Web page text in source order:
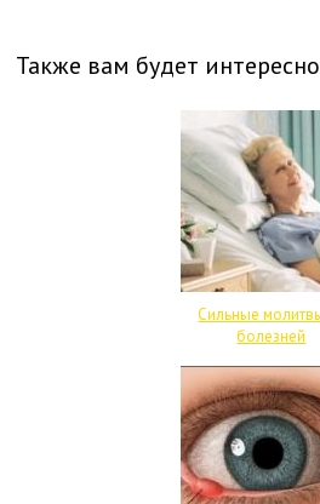
Также вам будет
Сильные
болезней